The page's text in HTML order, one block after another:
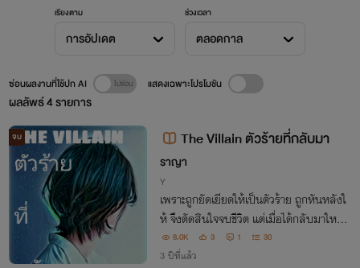
เรียงตาม
การอัปเดต
ช่วงเวลา
ตลอดกาล
ผลลัพธ์4รายการ
ซ่อนผลงานที่ใช้ปก AI แสดงเฉพาะโปรโมชัน
จบ The Villain ตัวร้ายที่กลับมา
ราญา
Y
เพราะถูกยัดเยียดให้เป็นตัวร้าย ถูกหันหลังใ
ห้ จึงตัดสินใจจบชีวิต แต่เมื่อได้กลับมาใหม่อี
กครั้ง ขอเลือกทางเอง เขาจะปล่อยผ่านหรือ
จะแก้แค้น ครั้งนี้จะเดินไปทิศทางไหนถึงจะได้
8.0K 3 1 30
3 ปีที่แล้ว